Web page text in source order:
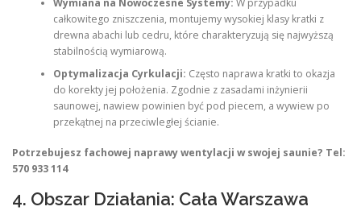
Wymiana na Nowoczesne Systemy: W przypadku
całkowitego zniszczenia, montujemy wysokiej klasy kratki z
drewna abachi lub cedru, które charakteryzują się najwyższą
stabilnością wymiarową.
Optymalizacja Cyrkulacji: Często naprawa kratki to okazja
do korekty jej położenia. Zgodnie z zasadami inżynierii
saunowej, nawiew powinien być pod piecem, a wywiew po
przekątnej na przeciwległej ścianie.
Potrzebujesz fachowej naprawy wentylacji w swojej saunie? Tel:
570 933 114
4. Obszar Działania: Cała Warszawa